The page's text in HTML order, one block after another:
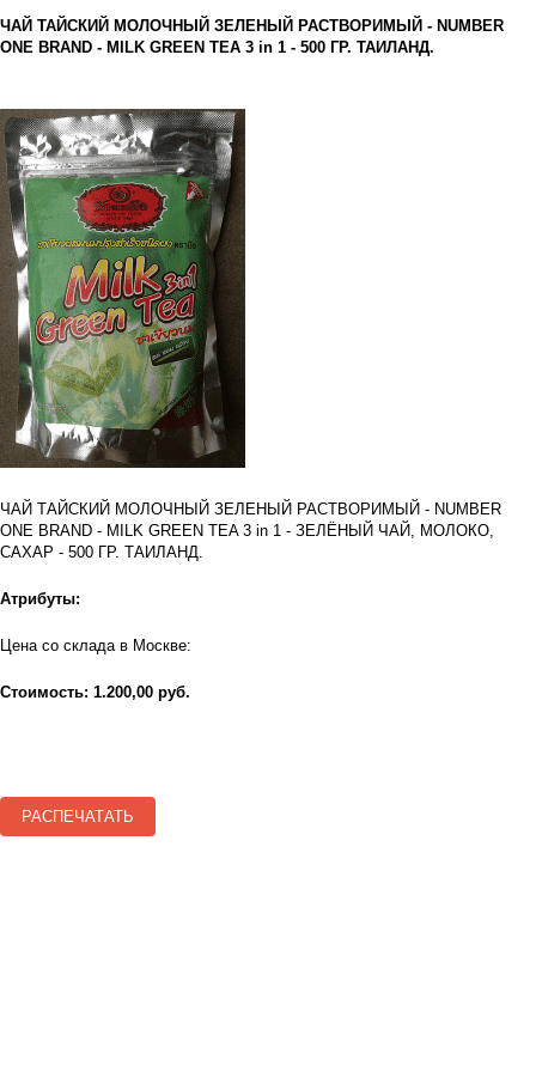
ЧАЙ ТАЙСКИЙ МОЛОЧНЫЙ ЗЕЛЕНЫЙ РАСТВОРИМЫЙ - NUMBER
ONE BRAND - MILK GREEN TEA 3 in 1 - 500 ГР. ТАИЛАНД.
ЧАЙ ТАЙСКИЙ МОЛОЧНЫЙ ЗЕЛЕНЫЙ РАСТВОРИМЫЙ - NUMBER
ONE BRAND - MILK GREEN TEA 3 in 1 - ЗЕЛЁНЫЙ ЧАЙ, МОЛОКО,
САХАР - 500 ГР. ТАИЛАНД.
Атрибуты:
Цена со склада в Москве:
Стоимость: 1.200,00 руб.
РАСПЕЧАТАТЬ